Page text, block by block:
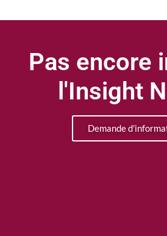
Pas encore
l'Insight
Demande